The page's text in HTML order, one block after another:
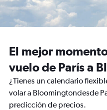
El mejor
vuelo de París a
¿Tienes un calendario
volar a Bloomingtondesde
predicción de precios.